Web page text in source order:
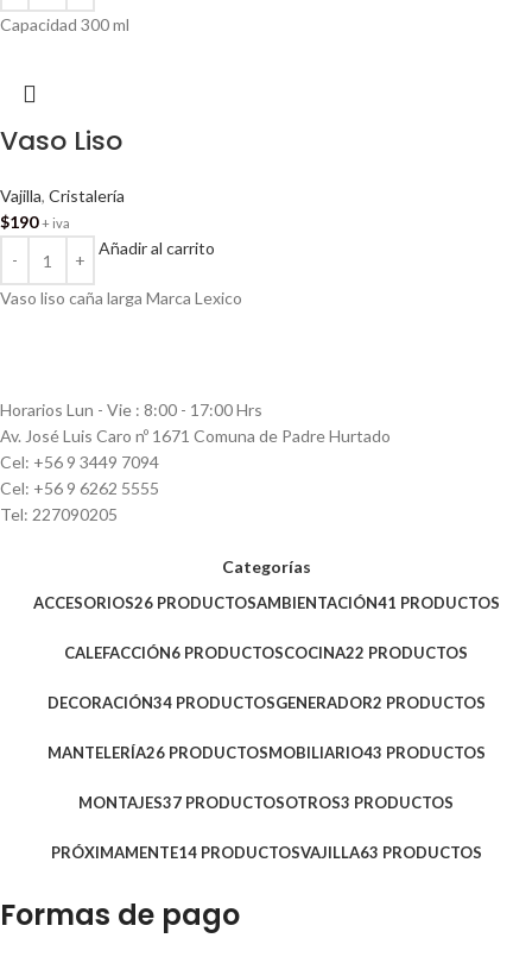
Capacidad 300 ml
Vaso Liso
Vajilla, Cristalería
$190 + iva
Añadir al carrito
Vaso liso caña larga Marca Lexico
Horarios Lun - Vie : 8:00 - 17:00 Hrs
Av. José Luis Caro nº 1671 Comuna de Padre Hurtado
Cel: +56 9 3449 7094
Cel: +56 9 6262 5555
Tel: 227090205
Categorías
ACCESORIOS26 PRODUCTOSAMBIENTACIÓN41 PRODUCTOS
CALEFACCIÓN6 PRODUCTOSCOCINA22 PRODUCTOS
DECORACIÓN34 PRODUCTOSGENERADOR2 PRODUCTOS
MANTELERÍA26 PRODUCTOSMOBILIARIO43 PRODUCTOS
MONTAJES37 PRODUCTOSOTROS3 PRODUCTOS
PRÓXIMAMENTE14 PRODUCTOSVAJILLA63 PRODUCTOS
Formas de pago